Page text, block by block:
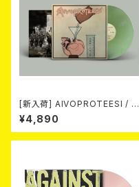
[新入荷] AIVOPROTEESI / U
MPIKUJA (LP / LTD.100 DIE
-HARD COKE BOTTLE GRE
EN VINYL) (ITA / F.O.A.D.)
¥4,890